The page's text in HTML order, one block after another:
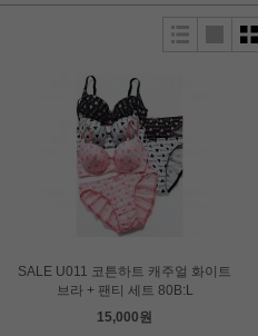
SALE U011 코튼하트 캐주얼 화이트
브라 + 팬티 세트 80B:L
15,000원